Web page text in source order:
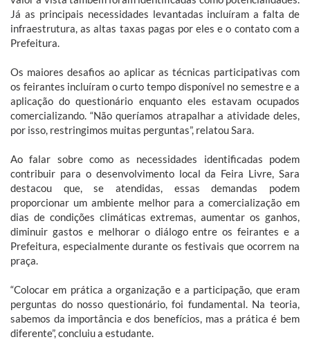
Já as principais necessidades levantadas incluíram a falta de
infraestrutura, as altas taxas pagas por eles e o contato com a
Prefeitura.
Os maiores desafios ao aplicar as técnicas participativas com
os feirantes incluíram o curto tempo disponível no semestre e a
aplicação do questionário enquanto eles estavam ocupados
comercializando. “Não queríamos atrapalhar a atividade deles,
por isso, restringimos muitas perguntas”, relatou Sara.
Ao falar sobre como as necessidades identificadas podem
contribuir para o desenvolvimento local da Feira Livre, Sara
destacou que, se atendidas, essas demandas podem
proporcionar um ambiente melhor para a comercialização em
dias de condições climáticas extremas, aumentar os ganhos,
diminuir gastos e melhorar o diálogo entre os feirantes e a
Prefeitura, especialmente durante os festivais que ocorrem na
praça.
“Colocar em prática a organização e a participação, que eram
perguntas do nosso questionário, foi fundamental. Na teoria,
sabemos da importância e dos benefícios, mas a prática é bem
diferente”, concluiu a estudante.